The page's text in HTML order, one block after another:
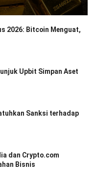
2026: Bitcoin Menguat,
Upbit Simpan Aset
Sanksi terhadap
dan Crypto.com
Bisnis